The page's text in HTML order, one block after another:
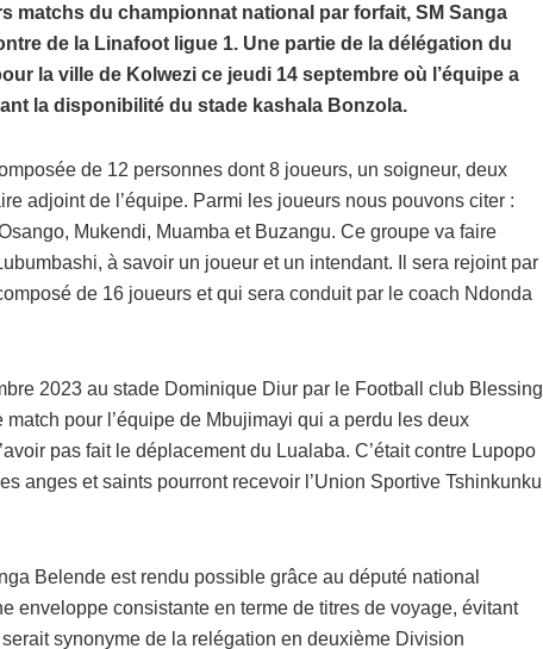
matchs du championnat national par forfait, SM Sanga
de la Linafoot ligue 1. Une partie de la délégation du
la ville de Kolwezi ce jeudi 14 septembre où l’équipe a
la disponibilité du stade kashala Bonzola.
de 12 personnes dont 8 joueurs, un soigneur, deux
adjoint de l’équipe. Parmi les joueurs nous pouvons citer :
Mukendi, Muamba et Buzangu. Ce groupe va faire
à savoir un joueur et un intendant. Il sera rejoint par
de 16 joueurs et qui sera conduit par le coach Ndonda
2023 au stade Dominique Diur par le Football club Blessing
pour l’équipe de Mbujimayi qui a perdu les deux
pas fait le déplacement du Lualaba. C’était contre Lupopo
anges et saints pourront recevoir l’Union Sportive Tshinkunku
Belende est rendu possible grâce au député national
enveloppe consistante en terme de titres de voyage, évitant
synonyme de la relégation en deuxième Division